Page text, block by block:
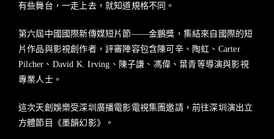
有些舞台，一走上去，就知道規格不同。
第六屆中國國際新傳媒短片節——金鵬獎，集結來自國際的短
片作品與影視創作者，評審陣容包含陳可辛、陶虹、Carter
Pilcher、David K. Irving、陳子謙、馮偉、葉青等導演與影視
專業人士。
這次天創娛樂受深圳廣播電影電視集團邀請，前往深圳演出立
方體節目《墨韻幻影》。